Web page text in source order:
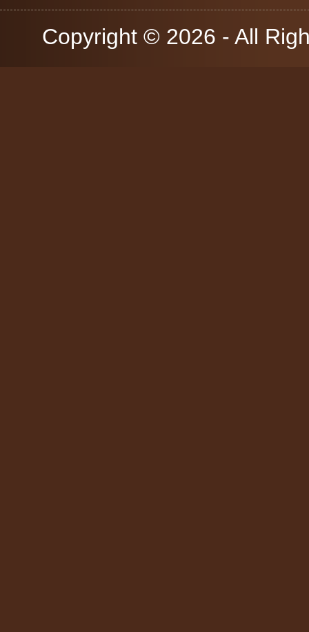
Copyright © 2026 - All